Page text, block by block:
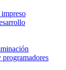
programadores